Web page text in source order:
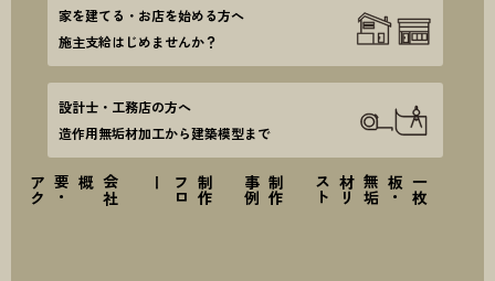
家を建てる・お店を始める方へ
施主支給はじめませんか？
設計士・工務店の方へ
造作用無垢材加工から建築模型まで
一
枚
板
・
無
垢
材
リ
ス
ト
制
作
事
例
制
作
フ
ロ
会
社
概要
・
ア
ク
セ